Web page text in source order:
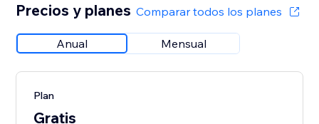
Precios y planes Comparar todos los planes
Anual Mensual
Plan
Gratis